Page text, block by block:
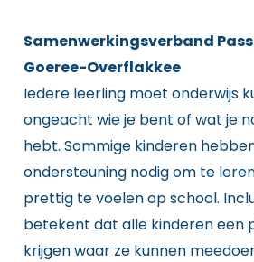
Samenwerkingsverband
Goeree-Overflakkee
Iedere leerling moet onderwijs
ongeacht wie je bent of wat je
hebt. Sommige kinderen
ondersteuning nodig om te
prettig te voelen op school.
betekent dat alle kinderen een
krijgen waar ze kunnen